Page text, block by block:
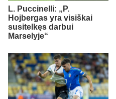
L. Puccinelli: „P.
Hojbergas yra visiškai
susitelkęs darbui
Marselyje“